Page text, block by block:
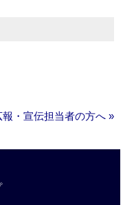
報・宣伝担当者の方へ »